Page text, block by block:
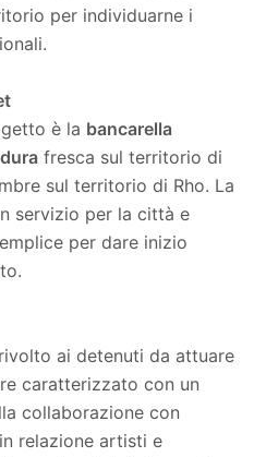
per individuarne i
è la bancarella
fresca sul territorio di
sul territorio di Rho. La
servizio per la città e
per dare inizio
ai detenuti da attuare
caratterizzato con un
collaborazione con
relazione artisti e